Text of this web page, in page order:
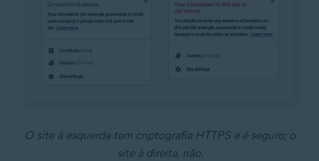
O site à esquerda tem criptografia HTTPS e é seguro; o
site à direita, não.